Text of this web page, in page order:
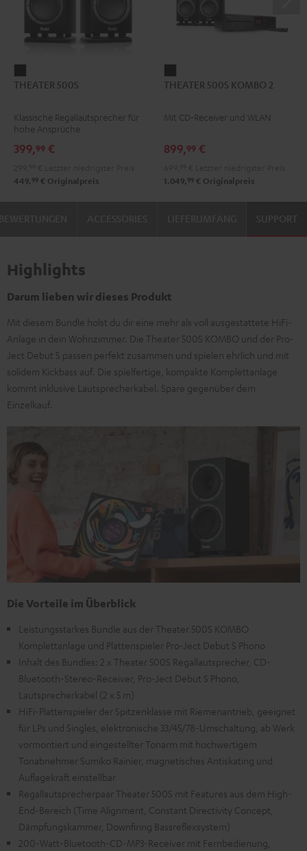
500S
THEATER 500S
Klassische Regallautsprecher für
hohe Ansprüche
399,99 €
449, 99 € Originalpreis
500S
2
THEATER 500S KOMBO 2
Mit CD-Receiver und WLAN
899,99 €
1.049, 99 € Originalpreis
SUPPORT
Highlights
Darum lieben wir dieses Produkt
Mit diesem Bundle holst du dir eine mehr als voll ausgestattete HiFi-
Anlage in dein Wohnzimmer. Die Theater 500S KOMBO und der Pro-
Ject Debut S passen perfekt zusammen und spielen ehrlich und mit
solidem Kickbass auf. Die spielfertige, kompakte Komplettanlage
kommt inklusive Lautsprecherkabel. Spare gegenüber dem
Einzelkauf.
Die Vorteile im Überblick
Leistungsstarkes Bundle aus der Theater 500S KOMBO
Komplettanlage und Plattenspieler Pro-Ject Debut S Phono
Inhalt des Bundles: 2 x Theater 500S Regallautsprecher, CD-
Bluetooth-Stereo-Receiver, Pro-Ject Debut S Phono,
Lautsprecherkabel (2 x 5 m)
HiFi-Plattenspieler der Spitzenklasse mit Riemenantrieb, geeignet
für LPs und Singles, elektronische 33/45/78-Umschaltung, ab Werk
vormontiert und eingestellter Tonarm mit hochwertigem
Tonabnehmer Sumiko Rainier, magnetisches Antiskating und
Auflagekraft einstellbar
Regallautsprecherpaar Theater 500S mit Features aus dem High-
End-Bereich (Time Alignment, Constant Directivity Concept,
Dämpfungskammer, Downfiring Bassreflexsystem)
200-Watt-Bluetooth-CD-MP3-Receiver mit Fernbedienung,